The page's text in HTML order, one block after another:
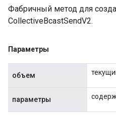
Фабричный метод для
CollectiveBcastSendV2.
Параметры
объем
параметры